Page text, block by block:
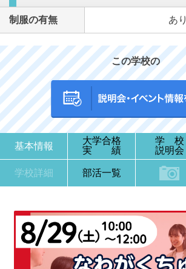
制服の有無 あり
この学校の
基本情報
大学合格
実 績
学 校
説明会
学校詳細 部活一覧